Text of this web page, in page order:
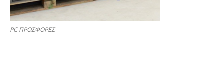
PC ΠΡΟΣΦΟΡΕΣ